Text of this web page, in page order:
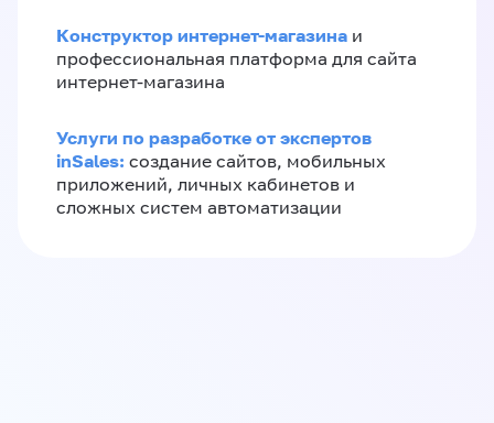
Конструктор интернет-магазина и
профессиональная платформа для сайта
интернет-магазина
Услуги по разработке от экспертов
inSales: создание сайтов, мобильных
приложений, личных кабинетов и
сложных систем автоматизации